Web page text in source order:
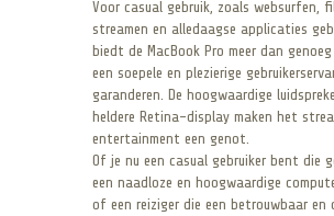
Voor casual gebruik, zoals websurfen,
streamen en alledaagse applicaties
biedt de MacBook Pro meer dan
een soepele en plezierige
garanderen. De hoogwaardige
heldere Retina-display maken het
entertainment een genot.
Of je nu een casual gebruiker bent die
een naadloze en hoogwaardige
of een reiziger die een betrouwbaar en